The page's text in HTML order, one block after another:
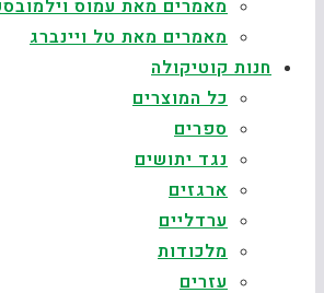
מאמרים מאת עמוס
מאמרים מאת טל ויינברג
חנות קוטיקולה
כל המוצרים
ספרים
נגד יתושים
ארגזים
ערדליים
מלכודות
עזרים